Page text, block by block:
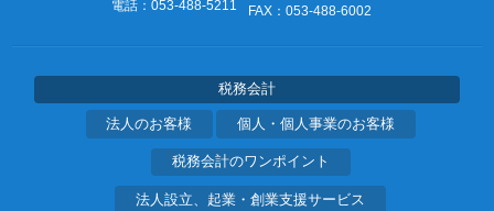
電話：053‐488‐5211
FAX：053‐488‐6002
税務会計
法人のお客様 個人・個人事業のお客様
税務会計のワンポイント
法人設立、起業・創業支援サービス